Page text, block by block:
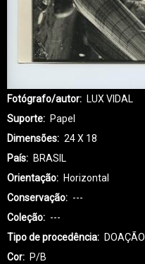
Fotógrafo/autor
LUX VIDAL
Suporte
Papel
Dimensões
24 X 18
País
BRASIL
Orientação
Horizontal
Conservação
---
Coleção
---
Tipo de procedência
DOAÇÃO
Cor
P/B